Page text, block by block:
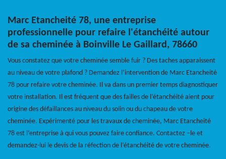
Marc Etancheité 78, une entreprise
professionnelle pour refaire l'étanchéité autour
de sa cheminée à Boinville Le Gaillard, 78660
Vous constatez que votre cheminée semble fuir ? Des taches apparaissent
au niveau de votre plafond ? Demandez l’intervention de Marc Etancheité
78 pour refaire votre cheminée. Il va dans un premier temps diagnostiquer
votre installation. Il est fréquent que des failles de l’étanchéité aient pour
origine des défaillances au niveau du solin ou du chapeau de votre
cheminée. Expérimenté pour les travaux de cheminée, Marc Etancheité
78 est l’entreprise à qui vous pouvez faire confiance. Contactez –le et
demandez-lui le devis de la réfection de l’étanchéité de votre cheminée.